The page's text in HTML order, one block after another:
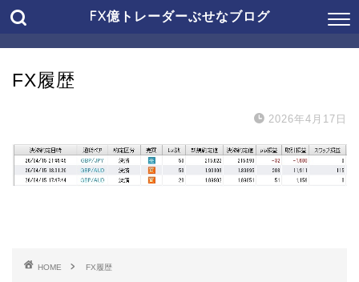
FX億トレーダーぶせなブログ
FX履歴
2026年4月17日
HOME FX履歴